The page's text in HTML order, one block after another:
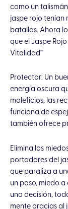
como un
jaspe rojo tenían
batallas. Ahora
que el Jaspe
Vitalidad”
Protector: Un
energía oscura
maleficios, las
funciona de
también ofrece
Elimina los
portadores del
que paraliza a
un paso, miedo
una decisión,
mente gracias al